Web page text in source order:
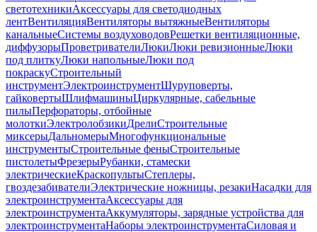
светотехникиАксессуары для светодиодных
лентВентиляцияВентиляторы вытяжныеВентиляторы
канальныеСистемы воздуховодовРешетки вентиляционные,
диффузорыПроветривателиЛюкиЛюки ревизионныеЛюки
под плиткуЛюки напольныеЛюки под
покраскуСтроительный
инструментЭлектроинструментШуруповерты,
гайковертыШлифмашиныЦиркулярные, сабельные
пилыПерфораторы, отбойные
молоткиЭлектролобзикиДрелиСтроительные
миксерыДальномерыМногофункциональные
инструментыСтроительные феныСтроительные
пистолетыФрезерыРубанки, стамески
электрическиеКраскопультыСтеплеры,
гвоздезабивателиЭлектрические ножницы, резакиНасадки для
электроинструментаАксессуары для
электроинструментаАккумуляторы, зарядные устройства для
электроинструментаНаборы электроинструментаСиловая и